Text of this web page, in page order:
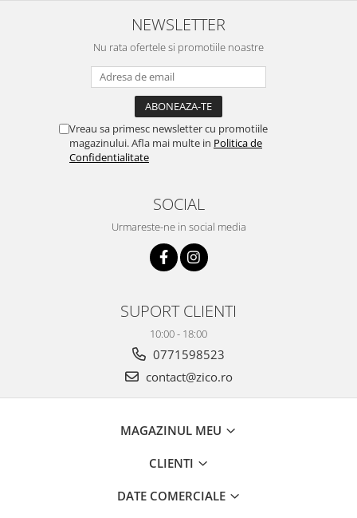
NEWSLETTER
Nu rata ofertele si promotiile noastre
Vreau sa primesc newsletter cu promotiile
magazinului. Afla mai multe in Politica de
Confidentialitate
SOCIAL
Urmareste-ne in social media
SUPORT CLIENTI
10:00 - 18:00
0771598523
contact@zico.ro
MAGAZINUL MEU
CLIENTI
DATE COMERCIALE